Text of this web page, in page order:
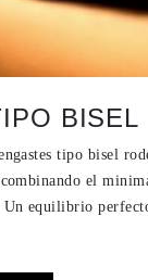
BISEL
tipo bisel
el
Un equilibrio